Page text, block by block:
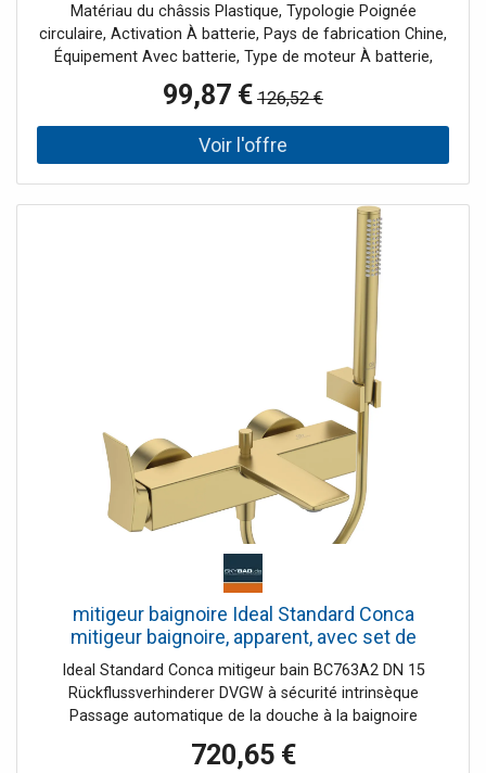
Matériau du châssis Plastique, Typologie Poignée
circulaire, Activation À batterie, Pays de fabrication Chine,
Équipement Avec batterie, Type de moteur À batterie,
Type de batterie Lithium (Li-Ion), Voltage 3.6V, Ampères
batterie 3Ah, Longueur de coupe utile 6cm, Mouvement
des lames Simple, Type de lame Acier , Accessoire taille-
haies, Poids 0.6kg
99,87 € 126,52 €
mitigeur baignoire Ideal Standard Conca
mitigeur baignoire, apparent, avec set de
douche, or brossé
Ideal Standard Conca mitigeur bain BC763A2 DN 15
Rückflussverhinderer DVGW à sécurité intrinsèque
Passage automatique de la douche à la baignoire
Connexions en S dissimulées, insonorisées (réglables de
137 à 163 mm) Levier de commande en métal sans
720,65 €